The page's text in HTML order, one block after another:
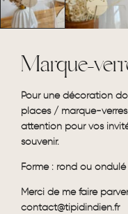
Marque-
Pour une décoration
places / marque-
attention pour vos
souvenir.
Forme : rond ou ondulé
Merci de me faire
contact@tipidindien.fr